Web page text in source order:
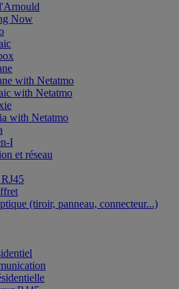
Now
with Netatmo
with Netatmo
with Netatmo
I
et réseau
(tiroir, panneau, connecteur...)